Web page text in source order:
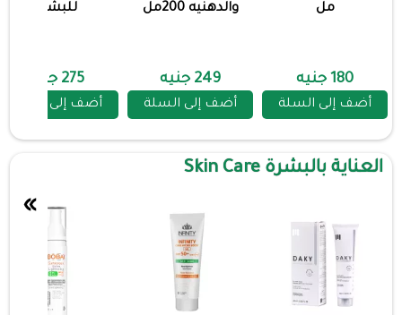
مل
180 جنيه
أضف إلى السلة
والدهنيه 200مل
249 جنيه
أضف إلى السلة
للبشره
275 جنيه
أضف إلى السلة
العناية بالبشرة Skin Care
»